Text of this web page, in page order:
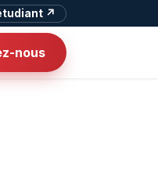
↗
nous